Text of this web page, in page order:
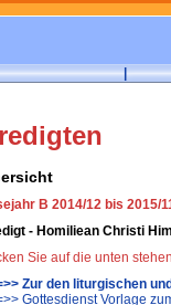
|
B 2014/12 bis 2015/
- Homiliean Christi
Sie auf die unten
Zur den liturgischen
Gottesdienst Vorlage